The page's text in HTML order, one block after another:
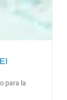
para la